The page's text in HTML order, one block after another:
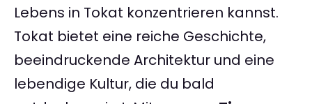
Lebens in Tokat konzentrieren kannst.
Tokat bietet eine reiche Geschichte,
beeindruckende Architektur und eine
lebendige Kultur, die du bald